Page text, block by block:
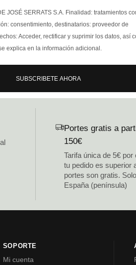
JOSÉ SERRATS S.A. Finalidad: tratamientos
consentimiento, destinatarios: proveedor de
Acceder, rectificar y suprimir los datos, así
explica en la información adicional.
SUBSCRIBETE AHORA
Portes gratis a
150€
Tarifa única de 5€ por
tu pedido es superior
portes son gratis.
España (península)
SOPORTE
Mi cuenta